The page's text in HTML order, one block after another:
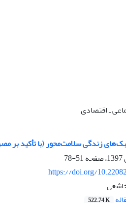
ـ اقتصادی
زندگی سلامت‌محور (با تأکید بر
51-78
https://doi.org/
522.74 K